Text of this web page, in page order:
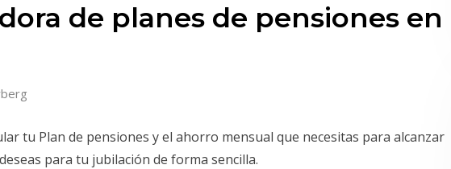
de planes de pensiones en
tu Plan de pensiones y el ahorro mensual que necesitas para alcanzar
para tu jubilación de forma sencilla.